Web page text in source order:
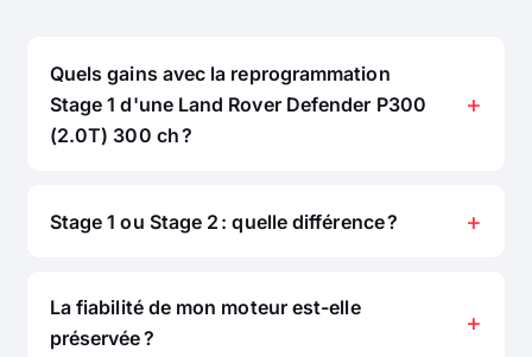
Quels gains avec la reprogrammation
Stage 1 d'une Land Rover Defender P300
(2.0T) 300 ch ?
Stage 1 ou Stage 2 : quelle différence ?
La fiabilité de mon moteur est-elle
préservée ?